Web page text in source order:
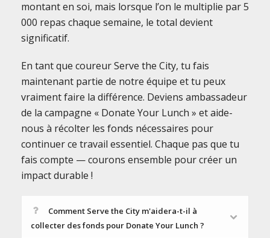
montant en soi, mais lorsque l’on le multiplie par 5
000 repas chaque semaine, le total devient
significatif.
En tant que coureur Serve the City, tu fais
maintenant partie de notre équipe et tu peux
vraiment faire la différence. Deviens ambassadeur
de la campagne « Donate Your Lunch » et aide-
nous à récolter les fonds nécessaires pour
continuer ce travail essentiel. Chaque pas que tu
fais compte — courons ensemble pour créer un
impact durable !
Comment Serve the City m'aidera-t-il à
collecter des fonds pour Donate Your Lunch ?